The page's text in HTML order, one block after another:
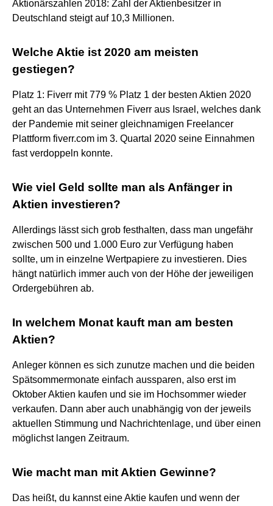
Aktionärszahlen 2018: Zahl der Aktienbesitzer in
Deutschland steigt auf 10,3 Millionen.
Welche Aktie ist 2020 am meisten
gestiegen?
Platz 1: Fiverr mit 779 % Platz 1 der besten Aktien 2020
geht an das Unternehmen Fiverr aus Israel, welches dank
der Pandemie mit seiner gleichnamigen Freelancer
Plattform fiverr.com im 3. Quartal 2020 seine Einnahmen
fast verdoppeln konnte.
Wie viel Geld sollte man als Anfänger in
Aktien investieren?
Allerdings lässt sich grob festhalten, dass man ungefähr
zwischen 500 und 1.000 Euro zur Verfügung haben
sollte, um in einzelne Wertpapiere zu investieren. Dies
hängt natürlich immer auch von der Höhe der jeweiligen
Ordergebühren ab.
In welchem Monat kauft man am besten
Aktien?
Anleger können es sich zunutze machen und die beiden
Spätsommermonate einfach aussparen, also erst im
Oktober Aktien kaufen und sie im Hochsommer wieder
verkaufen. Dann aber auch unabhängig von der jeweils
aktuellen Stimmung und Nachrichtenlage, und über einen
möglichst langen Zeitraum.
Wie macht man mit Aktien Gewinne?
Das heißt, du kannst eine Aktie kaufen und wenn der